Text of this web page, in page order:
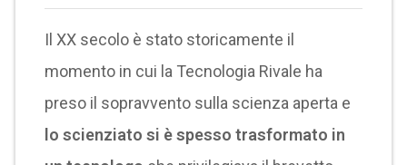
Il XX secolo è stato storicamente il
momento in cui la Tecnologia Rivale ha
preso il sopravvento sulla scienza aperta e
lo scienziato si è spesso trasformato in